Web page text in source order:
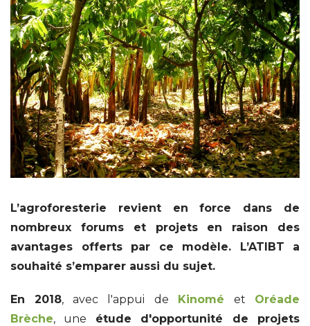
L’agroforesterie revient en force dans de
nombreux forums et projets en raison des
avantages offerts par ce modèle. L’ATIBT a
souhaité s’emparer aussi du sujet.
En 2018, avec l'appui de Kinomé et Oréade
Brèche, une étude d'opportunité de projets